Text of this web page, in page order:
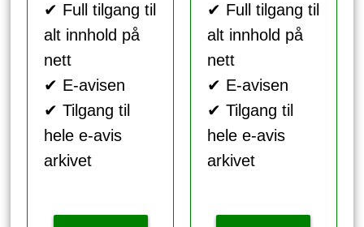
✔ Full tilgang til
alt innhold på
nett
✔ E-avisen
✔ Tilgang til
hele e-avis
arkivet
✔ Full tilgang til
alt innhold på
nett
✔ E-avisen
✔ Tilgang til
hele e-avis
arkivet